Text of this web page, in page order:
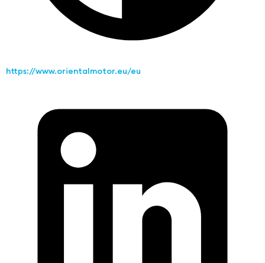
https://www.orientalmotor.eu/eu